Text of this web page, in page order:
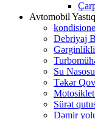
Avtomobil
Debriyaj
Gərginlikli
Su Nasosu
Təkər
Motosiklet
Sürət
Dəmir